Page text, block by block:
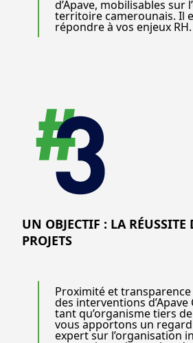
d’Apave, mobilisables sur
territoire camerounais. Il
répondre à vos enjeux RH.
UN OBJECTIF : LA RÉUSSITE
PROJETS
Proximité et
des interventions d’Apave
tant qu’organisme tiers
vous apportons un
expert sur l’organisation